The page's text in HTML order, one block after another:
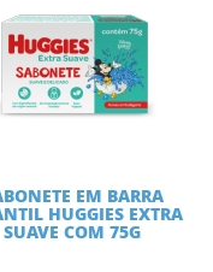
EM BARRA
HUGGIES EXTRA
SUAVE COM 75G